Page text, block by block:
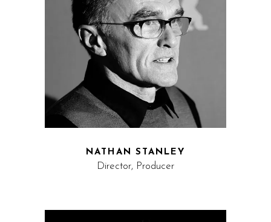
NATHAN STANLEY
Director, Producer